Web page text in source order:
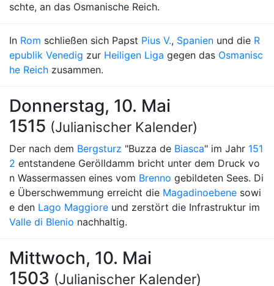
schte, an das Osmanische Reich.
In Rom schließen sich Papst Pius V., Spanien und die R
epublik Venedig zur Heiligen Liga gegen das Osmanisc
he Reich zusammen.
Donnerstag, 10. Mai
1515 (Julianischer Kalender)
Der nach dem Bergsturz "Buzza de Biasca" im Jahr 151
2 entstandene Gerölldamm bricht unter dem Druck vo
n Wassermassen eines vom Brenno gebildeten Sees. Di
e Überschwemmung erreicht die Magadinoebene sowi
e den Lago Maggiore und zerstört die Infrastruktur im
Valle di Blenio nachhaltig.
Mittwoch, 10. Mai
1503 (Julianischer Kalender)